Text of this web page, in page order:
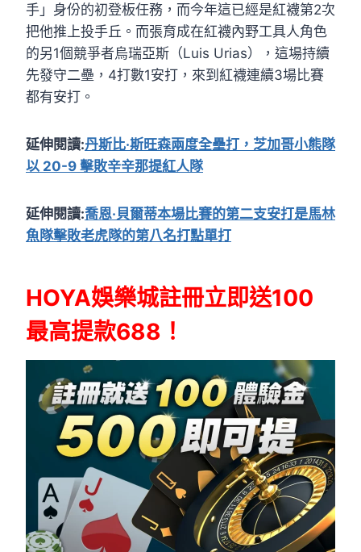
手」身份的初登板任務，而今年這已經是紅襪第2次
把他推上投手丘。而張育成在紅襪內野工具人角色
的另1個競爭者烏瑞亞斯（Luis Urias），這場持續
先發守二壘，4打數1安打，來到紅襪連續3場比賽
都有安打。
延伸閱讀:丹斯比·斯旺森兩度全壘打，芝加哥小熊隊
以 20-9 擊敗辛辛那提紅人隊
延伸閱讀:喬恩·貝爾蒂本場比賽的第二支安打是馬林
魚隊擊敗老虎隊的第八名打點單打
HOYA娛樂城註冊立即送100
最高提款688！